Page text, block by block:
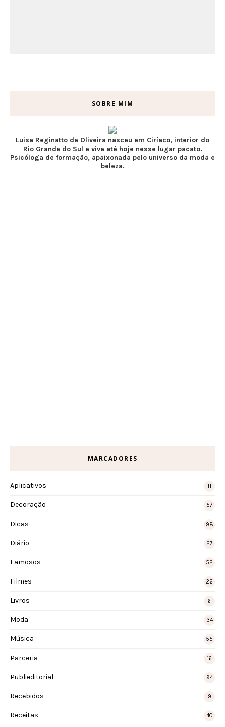
SOBRE MIM
Luisa Reginatto de Oliveira nasceu em Ciríaco, interior do
Rio Grande do Sul e vive até hoje nesse lugar pacato.
Psicóloga de formação, apaixonada pelo universo da moda e
beleza.
MARCADORES
Aplicativos 11
Decoração 57
Dicas 98
Diário 27
Famosos 52
Filmes 22
Livros 6
Moda 34
Música 55
Parceria 16
Publieditorial 94
Recebidos 9
Receitas 40